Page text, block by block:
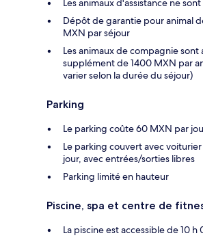
Les animaux d'assistance ne
Dépôt de garantie pour animal
MXN par séjour
Les animaux de compagnie
supplément de 1400 MXN par
varier selon la durée du séjour)
Parking
Le parking coûte 60 MXN par
Le parking couvert avec
jour, avec entrées/sorties libres
Parking limité en hauteur
Piscine, spa et centre de
La piscine est accessible de 10 h